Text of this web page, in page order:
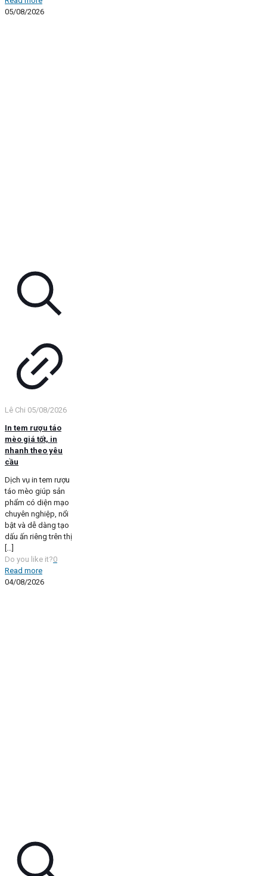
05/08/2026
Lê Chi 05/08/2026
In tem rượu táo
mèo giá tốt, in
nhanh theo yêu
cầu
Dịch vụ in tem rượu
táo mèo giúp sản
phẩm có diện mạo
chuyên nghiệp, nổi
bật và dễ dàng tạo
dấu ấn riêng trên thị
[…]
Do you like it?0
Read more
04/08/2026